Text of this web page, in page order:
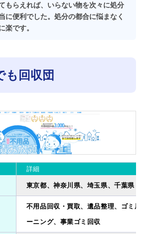
もらえれば、いらない物を次々に処分
に便利でした。処分の都合に悩まなく
楽です。
も回収団
詳細
東京都、神奈川県、埼玉県、千葉県
不用品回収・買取、遺品整理、ゴミ屋
ーニング、事業ゴミ回収